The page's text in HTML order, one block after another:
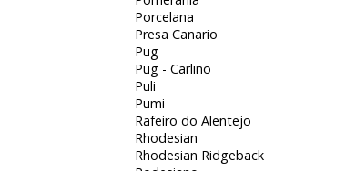
Porcelana
Presa Canario
Pug
Pug - Carlino
Puli
Pumi
Rafeiro do Alentejo
Rhodesian
Rhodesian Ridgeback